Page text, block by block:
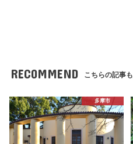
RECOMMEND こちらの記事も
多摩市